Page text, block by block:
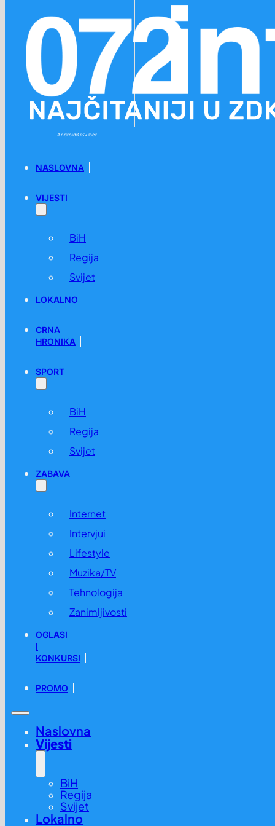
AndroidiOSViber
NASLOVNA
VIJESTI
BiH
Regija
Svijet
LOKALNO
CRNA
HRONIKA
SPORT
BiH
Regija
Svijet
ZABAVA
Internet
Intervjui
Lifestyle
Muzika/TV
Tehnologija
Zanimljivosti
OGLASI
I
KONKURSI
PROMO
Naslovna
Vijesti
BiH
Regija
Svijet
Lokalno